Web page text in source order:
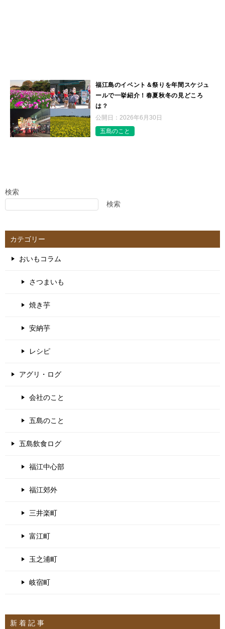
福江島のイベント＆祭りを年間スケジュ
ールで一挙紹介！春夏秋冬の見どころ
は？
公開日： 2026年6月30日
五島のこと
検索
検索
カテゴリー
おいもコラム
さつまいも
焼き芋
安納芋
レシピ
アグリ・ログ
会社のこと
五島のこと
五島飲食ログ
福江中心部
福江郊外
三井楽町
富江町
玉之浦町
岐宿町
新 着 記 事